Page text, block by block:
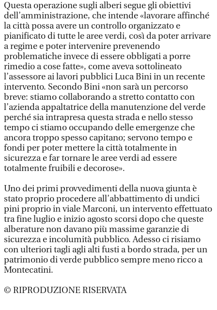
Questa operazione sugli alberi segue gli obiettivi
dell’amministrazione, che intende «lavorare affinché
la città possa avere un controllo organizzato e
pianificato di tutte le aree verdi, così da poter arrivare
a regime e poter intervenire prevenendo
problematiche invece di essere obbligati a porre
rimedio a cose fatte», come aveva sottolineato
l’assessore ai lavori pubblici Luca Bini in un recente
intervento. Secondo Bini «non sarà un percorso
breve: stiamo collaborando a stretto contatto con
l’azienda appaltatrice della manutenzione del verde
perché sia intrapresa questa strada e nello stesso
tempo ci stiamo occupando delle emergenze che
ancora troppo spesso capitano; servono tempo e
fondi per poter mettere la città totalmente in
sicurezza e far tornare le aree verdi ad essere
totalmente fruibili e decorose».
Uno dei primi provvedimenti della nuova giunta è
stato proprio procedere all’abbattimento di undici
pini proprio in viale Marconi, un intervento effettuato
tra fine luglio e inizio agosto scorsi dopo che queste
alberature non davano più massime garanzie di
sicurezza e incolumità pubblico. Adesso ci risiamo
con ulteriori tagli agli alti fusti a bordo strada, per un
patrimonio di verde pubblico sempre meno ricco a
Montecatini.
© RIPRODUZIONE RISERVATA